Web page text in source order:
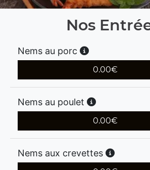
Nos
Nems au porc
0.00€
Nems au poulet
0.00€
Nems aux crevettes